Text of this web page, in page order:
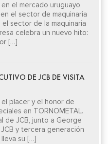
el mercado uruguayo,
el sector de maquinaria
sector de la maquinaria
celebra un nuevo hito:
[…]
DE JCB DE VISITA
placer y el honor de
en TORNOMETAL.
de JCB, junto a George
y tercera generación
su […]